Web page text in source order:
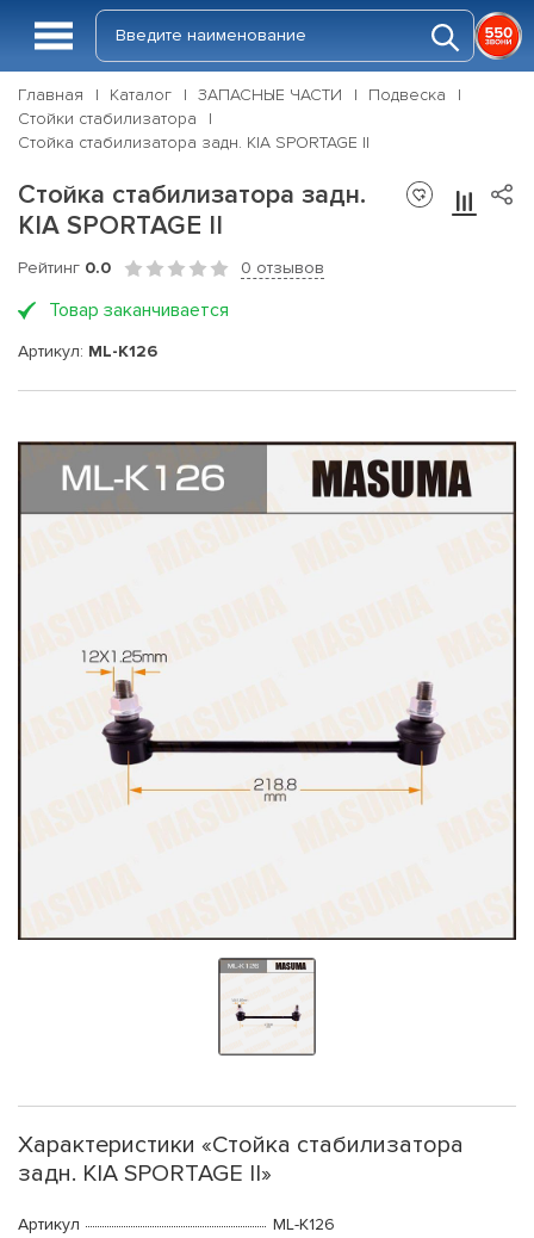
Главная Каталог ЗАПАСНЫЕ ЧАСТИ
Подвеска
Стойки стабилизатора
Стойка стабилизатора задн. KIA SPORTAGE II
Стойка стабилизатора задн.
KIA SPORTAGE II
Рейтинг 0.0 0 отзывов
Товар заканчивается
Артикул: ML-K126
Характеристики «Стойка стабилизатора
задн. KIA SPORTAGE II»
Артикул
ML-K126